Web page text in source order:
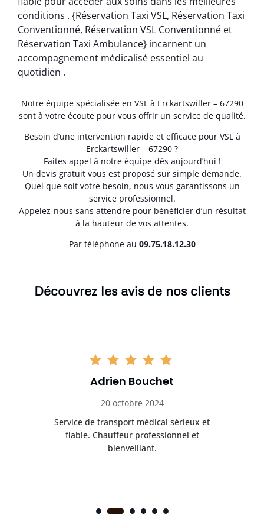
conditions . {Réservation Taxi VSL, Réservation Taxi
Conventionné, Réservation VSL Conventionné et
Réservation Taxi Ambulance} incarnent un
accompagnement médicalisé essentiel au
quotidien .
Notre équipe spécialisée en VSL à Erckartswiller – 67290
sont à votre écoute pour vous offrir un service de qualité.
Besoin d’une intervention rapide et efficace pour VSL à
Erckartswiller – 67290 ?
Faites appel à notre équipe dès aujourd’hui !
Un devis gratuit vous est proposé sur simple demande.
Quel que soit votre besoin, nous vous garantissons un
service professionnel.
Appelez-nous sans attendre pour bénéficier d’un résultat
à la hauteur de vos attentes.
Par téléphone au 09.75.18.12.30
Découvrez les avis de nos clients
Adrien Bouchet
20 octobre 2024
Service de transport médical sérieux et
fiable. Chauffeur professionnel et
bienveillant.